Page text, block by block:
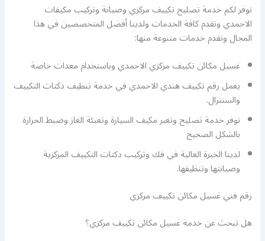
نوفر لكم خدمة تصليح تكييف مركزي وصيانة وتركيب مكيفات
الاحمدي ونقدم كافة الخدمات ولدينا أفضل المتخصصين في هذا
المجال ونقدم خدمات متنوعة منها:
غسيل مكائن تكييف مركزي الاحمدي وباستخدام معدات خاصة
يعمل رقم تكييف هندي الاحمدي في خدمة تنظيف دكتات التكييف
والسنترال.
نوفر خدمة تصليح وتغير مكيف السيارة وتعبئة الغاز وضبط الحرارة
بالشكل الصحيح
لدينا الخبرة العالية في فك وتركيب دكتات التكييف المركزية
وصيانتها وتنظيفها.
رقم فني غسيل مكائن تكييف مركزي
هل تبحث عن خدمة غسيل مكائن تكييف مركزي؟